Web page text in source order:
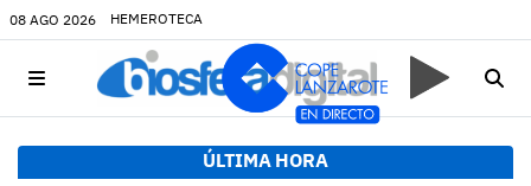
08 AGO 2026 HEMEROTECA
ÚLTIMA HORA